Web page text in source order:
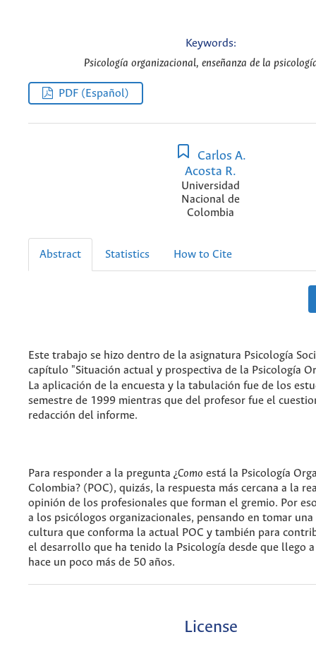
Keywords:
Psicología organizacional, enseñanza de la
PDF (Español)
Carlos A.
Acosta R.
Universidad
Nacional de
Colombia
Abstract Statistics How to Cite
Este trabajo se hizo dentro de la asignatura Psicología
capítulo "Situación actual y prospectiva de la Psicología
La aplicación de la encuesta y la tabulación fue de los
semestre de 1999 mientras que del profesor fue el
redacción del informe.
Para responder a la pregunta ¿Como está la Psicología
Colombia? (POC), quizás, la respuesta más cercana a la
opinión de los profesionales que forman el gremio. Por
a los psicólogos organizacionales, pensando en tomar
cultura que conforma la actual POC y también para
el desarrollo que ha tenido la Psicología desde que llego
hace un poco más de 50 años.
License